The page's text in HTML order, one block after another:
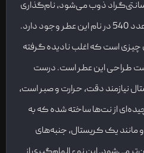
540 درجه سانتی‌گراد ذوب می‌شود، نام‌گذاری
شده است. به همین دلیل هم عدد 540 در نام این عطر وجود دارد.
چیزی است که اغلب نادیده گرفته
طراحی این عطر است. درست
دقت، حرارت و صبر است،
از نت‌ها ساخته شده که به
مانند یک کریستال، جنبه‌های